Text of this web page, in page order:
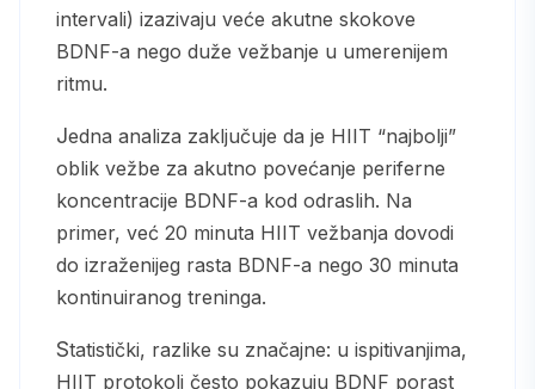
intervali) izazivaju veće akutne skokove
BDNF-a nego duže vežbanje u umerenijem
ritmu.
Jedna analiza zaključuje da je HIIT “najbolji”
oblik vežbe za akutno povećanje periferne
koncentracije BDNF-a kod odraslih. Na
primer, već 20 minuta HIIT vežbanja dovodi
do izraženijeg rasta BDNF-a nego 30 minuta
kontinuiranog treninga.
Statistički, razlike su značajne: u ispitivanjima,
HIIT protokoli često pokazuju BDNF porast